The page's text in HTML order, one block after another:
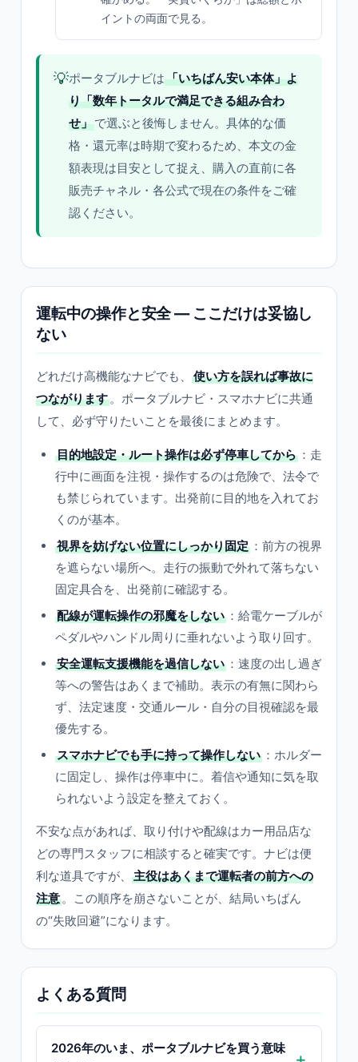
イントの両面で見る。
💡ポータブルナビは「いちばん安い本体」よ
り「数年トータルで満足できる組み合わ
せ」で選ぶと後悔しません。具体的な価
格・還元率は時期で変わるため、本文の金
額表現は目安として捉え、購入の直前に各
販売チャネル・各公式で現在の条件をご確
認ください。
運転中の操作と安全 — ここだけは妥協し
ない
どれだけ高機能なナビでも、
使い方を誤れば事故に
つながります。ポータブルナビ・スマホナビに共通
して、必ず守りたいことを最後にまとめます。
目的地設定・ルート操作は必ず停車してから ：走
行中に画面を注視・操作するのは危険で、法令で
も禁じられています。出発前に目的地を入れてお
くのが基本。
視界を妨げない位置にしっかり固定 ：前方の視界
を遮らない場所へ。走行の振動で外れて落ちない
固定具合を、出発前に確認する。
配線が運転操作の邪魔をしない ：給電ケーブルが
ペダルやハンドル周りに垂れないよう取り回す。
安全運転支援機能を過信しない ：速度の出し過ぎ
等への警告はあくまで補助。表示の有無に関わら
ず、法定速度・交通ルール・自分の目視確認を最
優先する。
スマホナビでも手に持って操作しない ：ホルダー
に固定し、操作は停車中に。着信や通知に気を取
られないよう設定を整えておく。
不安な点があれば、取り付けや配線はカー用品店な
どの専門スタッフに相談すると確実です。ナビは便
利な道具ですが、
主役はあくまで運転者の前方への
注意。この順序を崩さないことが、結局いちばん
の“失敗回避”になります。
よくある質問
2026年のいま、ポータブルナビを買う意味